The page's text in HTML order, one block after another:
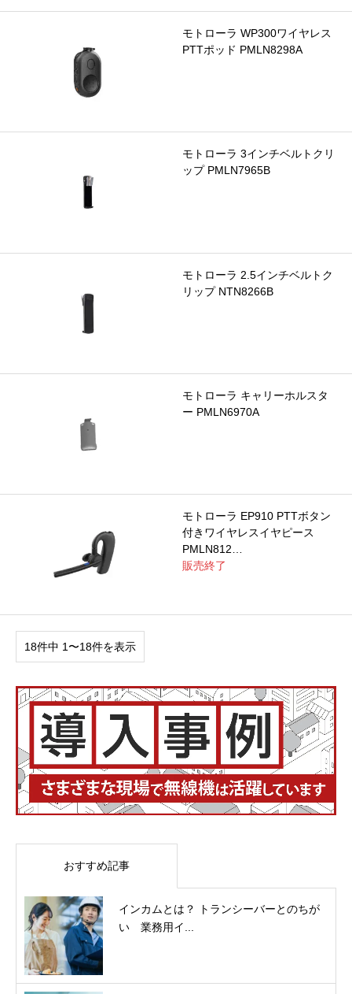
モトローラ WP300ワイヤレス
PTTポッド PMLN8298A
モトローラ 3インチベルトクリ
ップ PMLN7965B
モトローラ 2.5インチベルトク
リップ NTN8266B
モトローラ キャリーホルスタ
ー PMLN6970A
モトローラ EP910 PTTボタン
付きワイヤレスイヤピース
PMLN812…
販売終了
18件中 1〜18件を表示
おすすめ記事
インカムとは？ トランシーバーとのちが
い 業務用イ...